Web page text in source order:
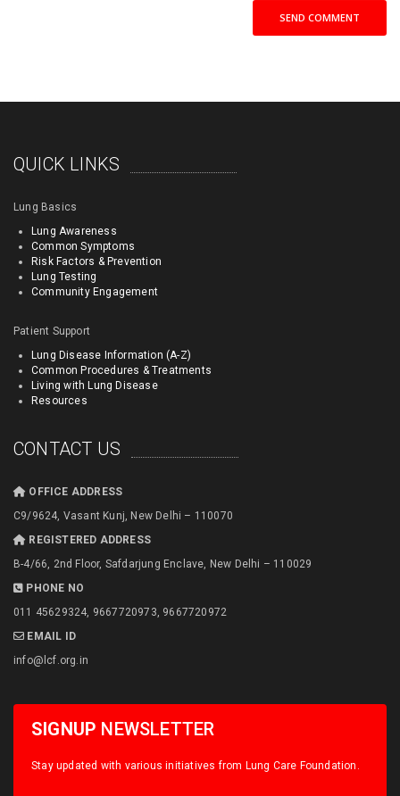
SEND COMMENT
QUICK LINKS
Lung Basics
Lung Awareness
Common Symptoms
Risk Factors & Prevention
Lung Testing
Community Engagement
Patient Support
Lung Disease Information (A-Z)
Common Procedures & Treatments
Living with Lung Disease
Resources
CONTACT US
OFFICE ADDRESS
C9/9624, Vasant Kunj, New Delhi – 110070
REGISTERED ADDRESS
B-4/66, 2nd Floor, Safdarjung Enclave, New Delhi – 110029
PHONE NO
011 45629324, 9667720973, 9667720972
EMAIL ID
info@lcf.org.in
SIGNUP NEWSLETTER
Stay updated with various initiatives from Lung Care Foundation.